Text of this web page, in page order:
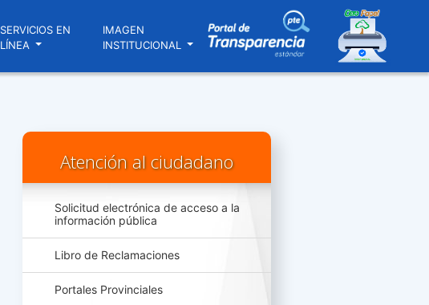
SERVICIOS EN
LÍNEA
IMAGEN
INSTITUCIONAL
Atención al ciudadano
Solicitud electrónica de acceso a la
información pública
Libro de Reclamaciones
Portales Provinciales